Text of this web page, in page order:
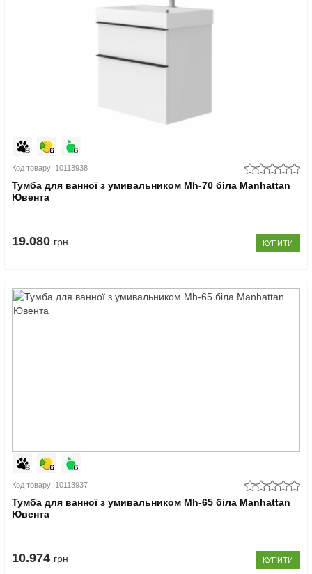
Код товару: 10113938
Тумба для ванної з умивальником Mh-70 біла Manhattan
Ювента
19.080 грн КУПИТИ
Код товару: 10113937
Тумба для ванної з умивальником Mh-65 біла Manhattan
Ювента
10.974 грн КУПИТИ